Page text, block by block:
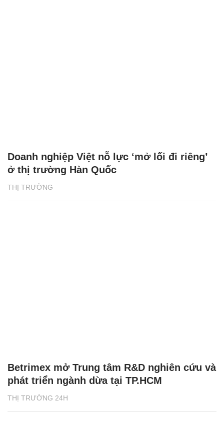
THỊ TRƯỜNG
Doanh nghiệp Việt nỗ lực ‘mở lối đi riêng’
ở thị trường Hàn Quốc
THỊ TRƯỜNG 24H
Betrimex mở Trung tâm R&D nghiên cứu và
phát triển ngành dừa tại TP.HCM